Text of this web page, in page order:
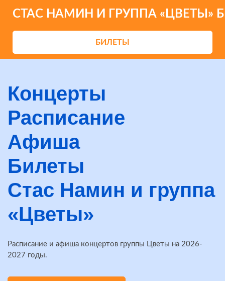
СТАС НАМИН И ГРУППА «ЦВЕТЫ»
БИЛЕТЫ
Концерты
Расписание
Афиша
Билеты
Стас Намин и группа
«Цветы»
Расписание и афиша концертов группы Цветы на 2026-
2027 годы.